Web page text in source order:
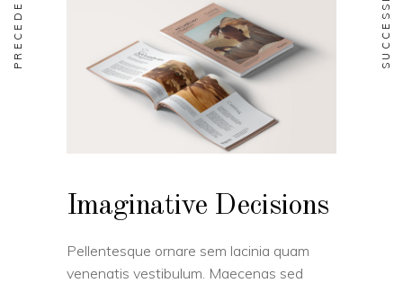
Imaginative Decisions
Pellentesque ornare sem lacinia quam
venenatis vestibulum. Maecenas sed
PRECEDENTE SUCCESSIVO